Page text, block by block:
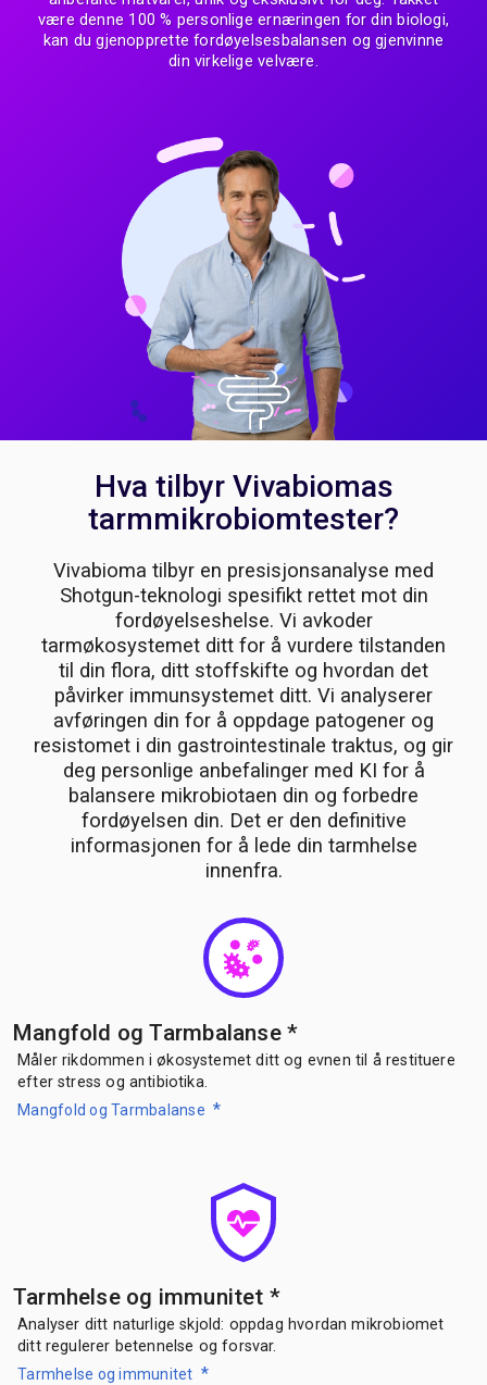
være denne 100 % personlige ernæringen for din biologi,
kan du gjenopprette fordøyelsesbalansen og gjenvinne
din virkelige velvære.
Hva tilbyr Vivabiomas
tarmmikrobiomtester?
Vivabioma tilbyr en presisjonsanalyse med
Shotgun-teknologi spesifikt rettet mot din
fordøyelseshelse. Vi avkoder
tarmøkosystemet ditt for å vurdere tilstanden
til din flora, ditt stoffskifte og hvordan det
påvirker immunsystemet ditt. Vi analyserer
avføringen din for å oppdage patogener og
resistomet i din gastrointestinale traktus, og gir
deg personlige anbefalinger med KI for å
balansere mikrobiotaen din og forbedre
fordøyelsen din. Det er den definitive
informasjonen for å lede din tarmhelse
innenfra.
Mangfold og Tarmbalanse *
Måler rikdommen i økosystemet ditt og evnen til å restituere
efter stress og antibiotika.
Mangfold og Tarmbalanse *
Tarmhelse og immunitet *
Analyser ditt naturlige skjold: oppdag hvordan mikrobiomet
ditt regulerer betennelse og forsvar.
Tarmhelse og immunitet *